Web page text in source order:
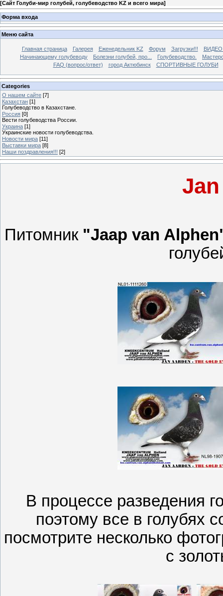
[Сайт Голуби-мир голубей, голубеводство KZ и всего мира]
Форма входа
Меню сайта
Главная страница Галерея Еженедельник KZ Форум Загрузки!!!
Начинающему голубеводу
Болезни голубей, про... Голубеводство.
FAQ (вопрос/ответ)
город Актюбинск СПОРТИВНЫЕ ГОЛУБИ
Categories
О нашем сайте [7]
Казахстан [1]
Голубеводство в Казахстане.
Россия [0]
Вести голубеводства России.
Украина [1]
Украинские новости голубеводства.
Новости мира [11]
Выставки мира [8]
Наши поздравления!!! [2]
Питомник"Jaap van
В процессе разведения
поэтому все в голубях
посмотрите несколько
с